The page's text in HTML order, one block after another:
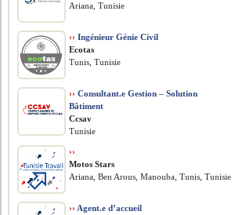
Ariana, Tunisie
›› Ingénieur Génie Civil
Ecotas
Tunis, Tunisie
›› Consultant.e Gestion – Solution
Bâtiment
Ccsav
Tunisie
››
Motos Stars
Ariana, Ben Arous, Manouba, Tunis, Tunisie
›› Agent.e d’accueil